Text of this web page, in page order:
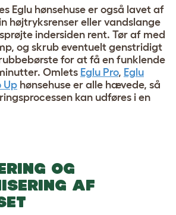
Eglu hønsehuse er også lavet af
højtryksrenser eller vandslange
indersiden rent. Tør af med
og skrub eventuelt genstridigt
for at få en funklende
Omlets Eglu Pro, Eglu
Up hønsehuse er alle hævede, så
kan udføres i en
OG
AF